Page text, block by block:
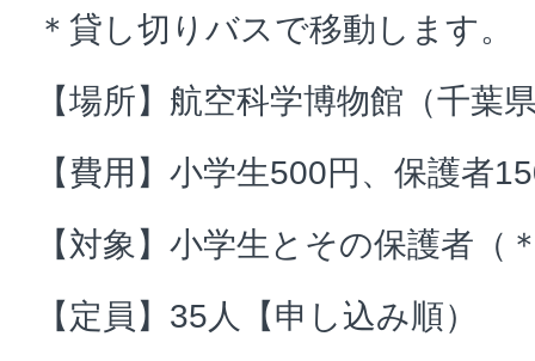
＊貸し切りバスで移動します。
【場所】航空科学博物館（千葉
【費用】小学生500円、保護者
【対象】小学生とその保護者（
【定員】35人【申し込み順）